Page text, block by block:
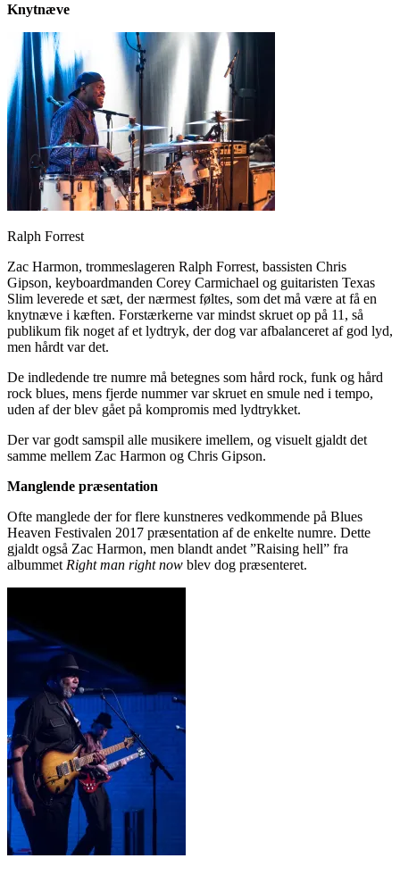
Knytnæve
Ralph Forrest
Zac Harmon, trommeslageren Ralph Forrest, bassisten Chris
Gipson, keyboardmanden Corey Carmichael og guitaristen Texas
Slim leverede et sæt, der nærmest føltes, som det må være at få en
knytnæve i kæften. Forstærkerne var mindst skruet op på 11, så
publikum fik noget af et lydtryk, der dog var afbalanceret af god lyd,
men hårdt var det.
De indledende tre numre må betegnes som hård rock, funk og hård
rock blues, mens fjerde nummer var skruet en smule ned i tempo,
uden af der blev gået på kompromis med lydtrykket.
Der var godt samspil alle musikere imellem, og visuelt gjaldt det
samme mellem Zac Harmon og Chris Gipson.
Manglende præsentation
Ofte manglede der for flere kunstneres vedkommende på Blues
Heaven Festivalen 2017 præsentation af de enkelte numre. Dette
gjaldt også Zac Harmon, men blandt andet ”Raising hell” fra
albummet Right man right now blev dog præsenteret.